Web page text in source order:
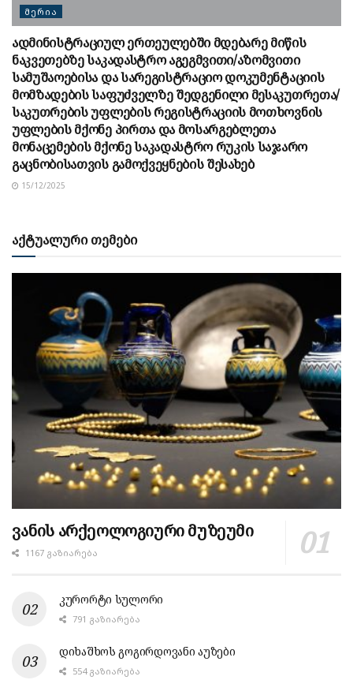
ᲛᲔᲠᲘᲐ
ადმინისტრაციულ ერთეულებში მდებარე მიწის
ნაკვეთებზე საკადასტრო აგეგმვითი/აზომვითი
სამუშაოებისა და სარეგისტრაციო დოკუმენტაციის
მომზადების საფუძველზე შედგენილი მესაკუთრეთა/
საკუთრების უფლების რეგისტრაციის მოთხოვნის
უფლების მქონე პირთა და მოსარგებლეთა
მონაცემების მქონე საკადასტრო რუკის საჯარო
გაცნობისათვის გამოქვეყნების შესახებ
15/12/2025
აქტუალური თემები
ვანის არქეოლოგიური მუზეუმი
1167 ᲒᲐᲖᲘᲐᲠᲔᲑᲐ
კურორტი სულორი
791 ᲒᲐᲖᲘᲐᲠᲔᲑᲐ
დიხაშხოს გოგირდოვანი აუზები
554 ᲒᲐᲖᲘᲐᲠᲔᲑᲐ